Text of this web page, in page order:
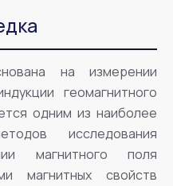
на измерении
геомагнитного
одним из наиболее
исследования
магнитного поля
магнитных свойств